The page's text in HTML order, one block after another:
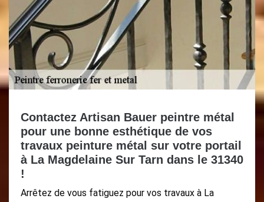
Contactez Artisan Bauer peintre métal
pour une bonne esthétique de vos
travaux peinture métal sur votre portail
à La Magdelaine Sur Tarn dans le 31340
!
Arrêtez de vous fatiguez pour vos travaux à La